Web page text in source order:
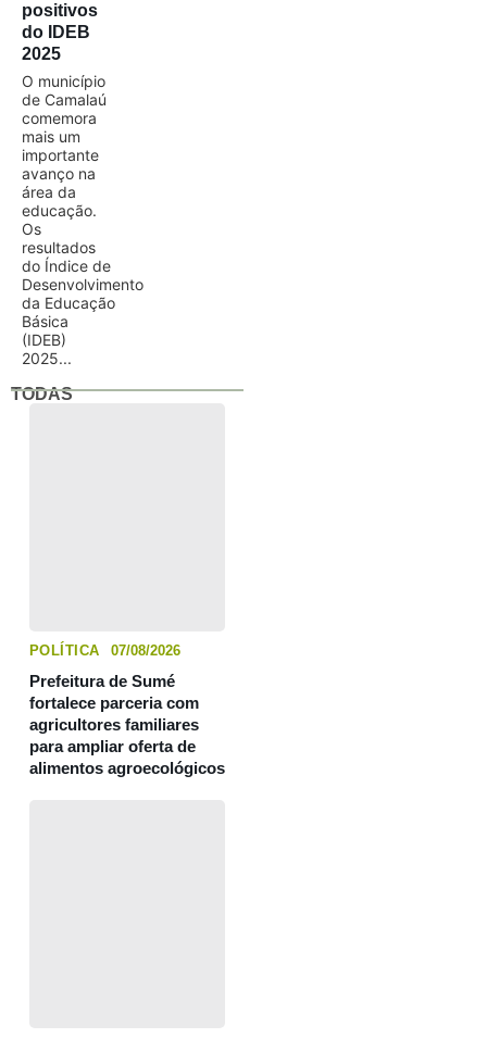
positivos
do IDEB
2025
O município
de Camalaú
comemora
mais um
importante
avanço na
área da
educação.
Os
resultados
do Índice de
Desenvolvimento
da Educação
Básica
(IDEB)
2025...
TODAS
POLÍTICA 07/08/2026
Prefeitura de Sumé
fortalece parceria com
agricultores familiares
para ampliar oferta de
alimentos agroecológicos